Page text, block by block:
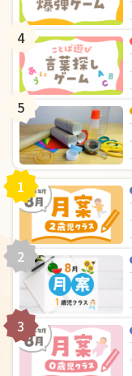
4
5
1
2
3